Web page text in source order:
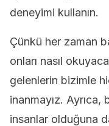
deneyimi kullanın.
Çünkü her zaman
onları nasıl
gelenlerin bizimle
inanmayız. Ayrıca,
insanlar olduğuna